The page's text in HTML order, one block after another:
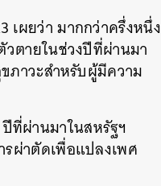
เผยว่า มากกว่าครึ่งหนึ่ง
ตายในช่วงปีที่ผ่านมา
ภาวะสำหรับผู้มีความ
ที่ผ่านมาในสหรัฐฯ
ผ่าตัดเพื่อแปลงเพศ